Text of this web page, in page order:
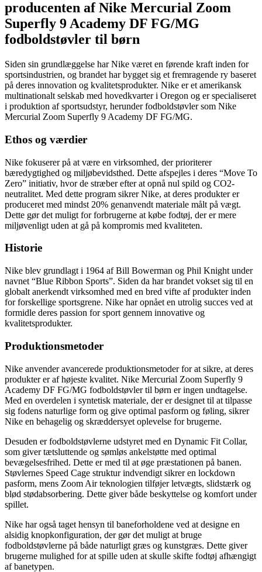
producenten af Nike Mercurial Zoom
Superfly 9 Academy DF FG/MG
fodboldstøvler til børn
Siden sin grundlæggelse har Nike været en førende kraft inden for
sportsindustrien, og brandet har bygget sig et fremragende ry baseret
på deres innovation og kvalitetsprodukter. Nike er et amerikansk
multinationalt selskab med hovedkvarter i Oregon og er specialiseret
i produktion af sportsudstyr, herunder fodboldstøvler som Nike
Mercurial Zoom Superfly 9 Academy DF FG/MG.
Ethos og værdier
Nike fokuserer på at være en virksomhed, der prioriterer
bæredygtighed og miljøbevidsthed. Dette afspejles i deres “Move To
Zero” initiativ, hvor de stræber efter at opnå nul spild og CO2-
neutralitet. Med dette program sikrer Nike, at deres produkter er
produceret med mindst 20% genanvendt materiale målt på vægt.
Dette gør det muligt for forbrugerne at købe fodtøj, der er mere
miljøvenligt uden at gå på kompromis med kvaliteten.
Historie
Nike blev grundlagt i 1964 af Bill Bowerman og Phil Knight under
navnet “Blue Ribbon Sports”. Siden da har brandet vokset sig til en
globalt anerkendt virksomhed med en bred vifte af produkter inden
for forskellige sportsgrene. Nike har opnået en utrolig succes ved at
formidle deres passion for sport gennem innovative og
kvalitetsprodukter.
Produktionsmetoder
Nike anvender avancerede produktionsmetoder for at sikre, at deres
produkter er af højeste kvalitet. Nike Mercurial Zoom Superfly 9
Academy DF FG/MG fodboldstøvler til børn er ingen undtagelse.
Med en overdelen i syntetisk materiale, der er designet til at tilpasse
sig fodens naturlige form og give optimal pasform og føling, sikrer
Nike en behagelig og skræddersyet oplevelse for brugerne.
Desuden er fodboldstøvlerne udstyret med en Dynamic Fit Collar,
som giver tætsluttende og sømløs ankelstøtte med optimal
bevægelsesfrihed. Dette er med til at øge præstationen på banen.
Støvlernes Speed Cage struktur indvendigt sikrer en lockdown
pasform, mens Zoom Air teknologien tilføjer letvægts, slidstærk og
blød stødabsorbering. Dette giver både beskyttelse og komfort under
spillet.
Nike har også taget hensyn til baneforholdene ved at designe en
alsidig knopkonfiguration, der gør det muligt at bruge
fodboldstøvlerne på både naturligt græs og kunstgræs. Dette giver
brugerne mulighed for at spille uden at skulle skifte fodtøj afhængigt
af banetypen.